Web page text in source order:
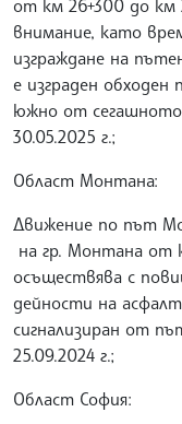
от км 26+300 до км
внимание, като
изграждане на
е изграден
южно от
30.05.2025 г.;
Област Монтана:
Движение по път
на гр. Монтана от
осъществява с
дейности на
сигнализиран от
25.09.2024 г.;
Област София: